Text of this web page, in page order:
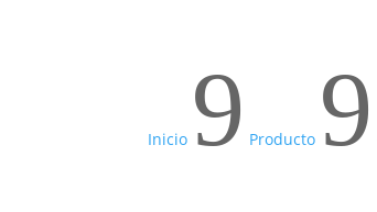
Inicio 9 Producto 9